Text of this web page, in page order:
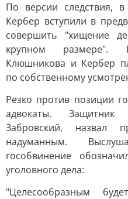
По версии следствия,
Кербер вступили в
совершить "хищение
крупном размере".
Клюшникова и Кербер
по собственному
Резко против позиции
адвокаты. Защитник
Забровский, назвал
надуманным.
гособвинение
уголовного дела:
"Целесообразным